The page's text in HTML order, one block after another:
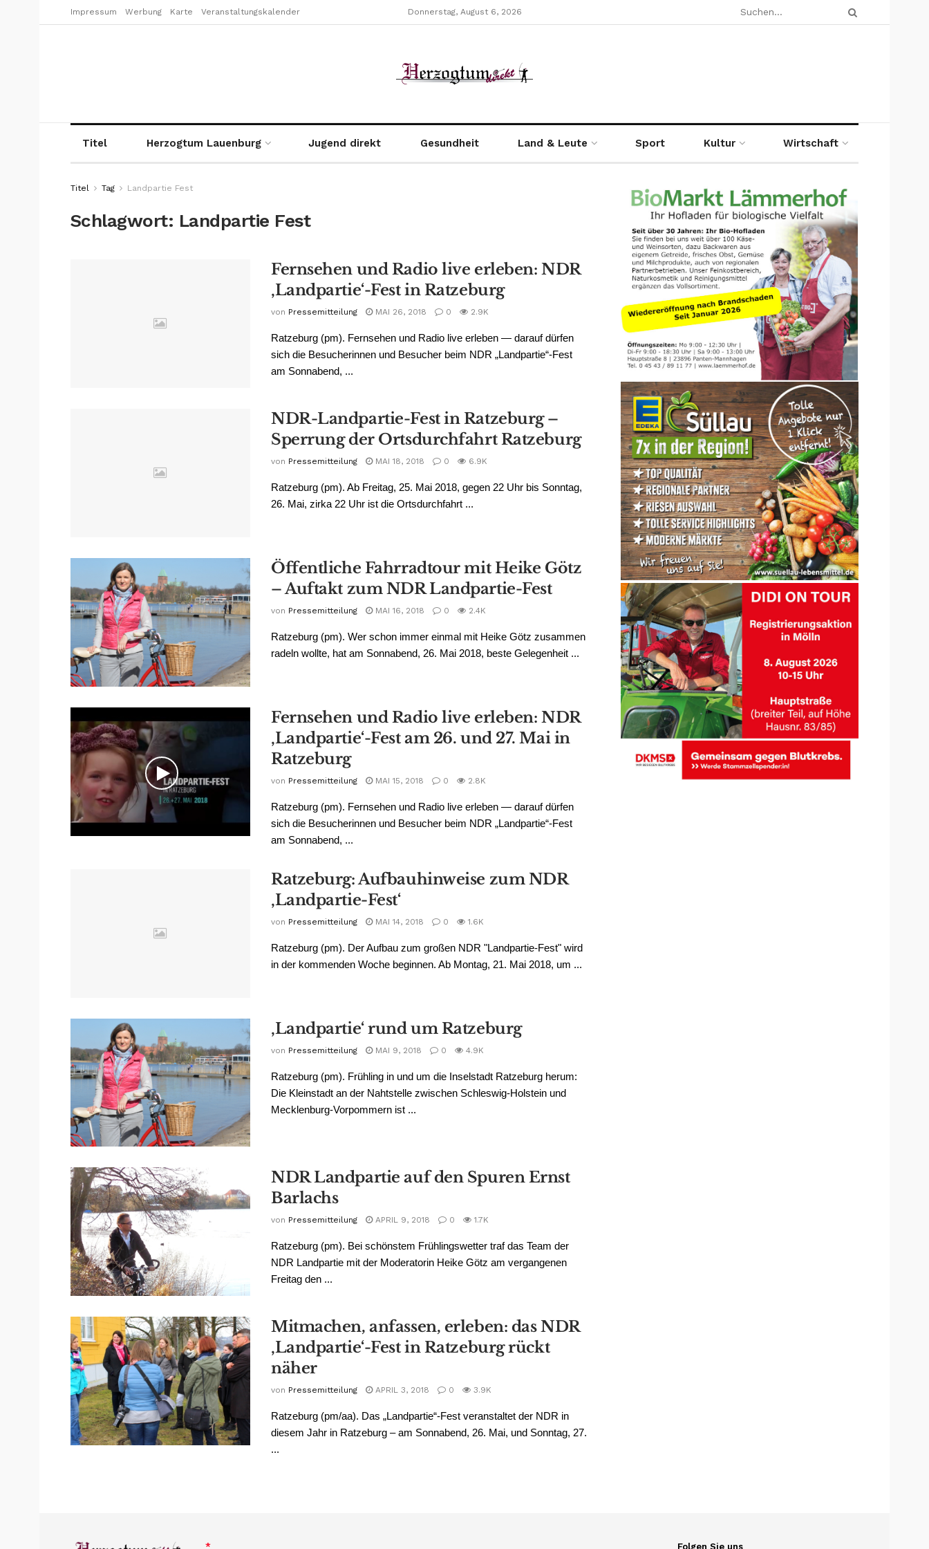
Impressum Werbung Karte Veranstaltungskalender Donnerstag, August 6, 2026
Titel Herzogtum Lauenburg Jugend direkt Gesundheit Land & Leute Sport Kultur Wirtschaft
Titel Tag Landpartie Fest
Schlagwort: Landpartie Fest
Fernsehen und Radio live erleben: NDR
‚Landpartie‘-Fest in Ratzeburg
von Pressemitteilung MAI 26, 2018 0 2.9K
Ratzeburg (pm). Fernsehen und Radio live erleben — darauf dürfen
sich die Besucherinnen und Besucher beim NDR „Landpartie“-Fest
am Sonnabend, ...
NDR-Landpartie-Fest in Ratzeburg –
Sperrung der Ortsdurchfahrt Ratzeburg
von Pressemitteilung MAI 18, 2018 0 6.9K
Ratzeburg (pm). Ab Freitag, 25. Mai 2018, gegen 22 Uhr bis Sonntag,
26. Mai, zirka 22 Uhr ist die Ortsdurchfahrt ...
Öffentliche Fahrradtour mit Heike Götz
– Auftakt zum NDR Landpartie-Fest
von Pressemitteilung MAI 16, 2018 0 2.4K
Ratzeburg (pm). Wer schon immer einmal mit Heike Götz zusammen
radeln wollte, hat am Sonnabend, 26. Mai 2018, beste Gelegenheit ...
Fernsehen und Radio live erleben: NDR
‚Landpartie‘-Fest am 26. und 27. Mai in
Ratzeburg
von Pressemitteilung MAI 15, 2018 0 2.8K
Ratzeburg (pm). Fernsehen und Radio live erleben — darauf dürfen
sich die Besucherinnen und Besucher beim NDR „Landpartie“-Fest
am Sonnabend, ...
Ratzeburg: Aufbauhinweise zum NDR
‚Landpartie-Fest‘
von Pressemitteilung MAI 14, 2018 0 1.6K
Ratzeburg (pm). Der Aufbau zum großen NDR "Landpartie-Fest" wird
in der kommenden Woche beginnen. Ab Montag, 21. Mai 2018, um ...
‚Landpartie‘ rund um Ratzeburg
von Pressemitteilung MAI 9, 2018 0 4.9K
Ratzeburg (pm). Frühling in und um die Inselstadt Ratzeburg herum:
Die Kleinstadt an der Nahtstelle zwischen Schleswig-Holstein und
Mecklenburg-Vorpommern ist ...
NDR Landpartie auf den Spuren Ernst
Barlachs
von Pressemitteilung APRIL 9, 2018 0 1.7K
Ratzeburg (pm). Bei schönstem Frühlingswetter traf das Team der
NDR Landpartie mit der Moderatorin Heike Götz am vergangenen
Freitag den ...
Mitmachen, anfassen, erleben: das NDR
‚Landpartie‘-Fest in Ratzeburg rückt
näher
von Pressemitteilung APRIL 3, 2018 0 3.9K
Ratzeburg (pm/aa). Das „Landpartie“-Fest veranstaltet der NDR in
diesem Jahr in Ratzeburg – am Sonnabend, 26. Mai, und Sonntag, 27.
...
* Folgen Sie uns